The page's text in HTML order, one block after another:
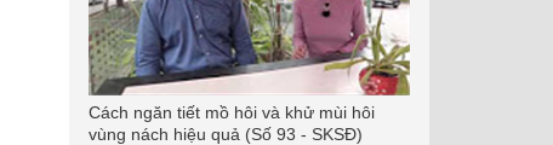
Cách ngăn tiết mồ hôi và khử mùi hôi
vùng nách hiệu quả (Số 93 - SKSĐ)